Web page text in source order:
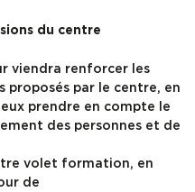
du centre
viendra renforcer les
proposés par le centre, en
prendre en compte le
des personnes et de
volet formation, en
de